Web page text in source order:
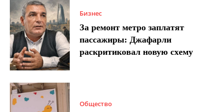
Бизнес
За ремонт метро заплатят
пассажиры: Джафарли
раскритиковал новую схему
Общество